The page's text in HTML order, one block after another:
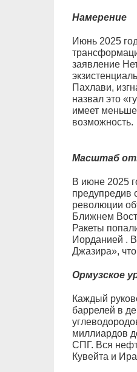
Намерение
Июнь 2025
заявление
Пахлави,
назвал это
имеет
возможность.
Масштаб
В июне 2025
предупредив
революции
Ближнем
Ракеты
Иорданией .
Джазира»,
Ормузское
Каждый
баррелей в
миллиардов
СПГ. Вся
Кувейта и